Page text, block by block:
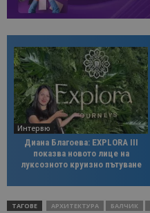
Интервю
Диана Благоева: EXPLORA III
показва новото лице на
луксозното круизно пътуване
ТАГОВЕ АРХИТЕКТУРА БАЛЧИК